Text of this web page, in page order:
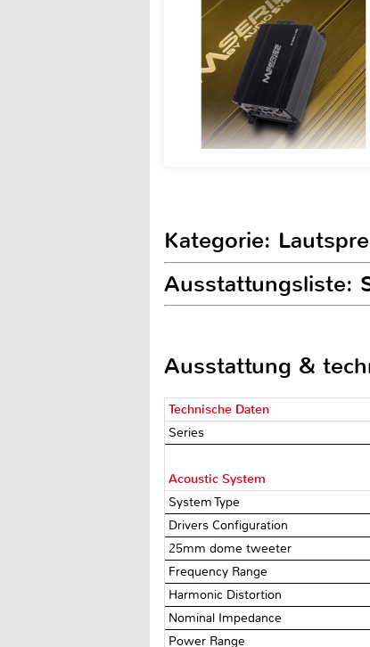
Kategorie:
Ausstattungsliste:
Ausstattung &
Technische Daten
Series
Acoustic System
System Type
Drivers Configuration
25mm dome tweeter
Frequency Range
Harmonic Distortion
Nominal Impedance
Power Range